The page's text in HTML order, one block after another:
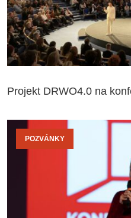
Projekt DRWO4.0 na
POZVÁNKY